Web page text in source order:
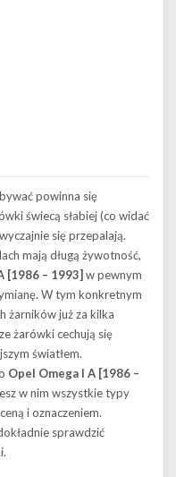
powinna się
świecą słabiej (co widać
się przepalają.
mają długą żywotność,
[1986 – 1993] w pewnym
W tym konkretnym
żarników już za kilka
żarówki cechują się
światłem.
Opel Omega I A [1986 –
w nim wszystkie typy
i oznaczeniem.
sprawdzić